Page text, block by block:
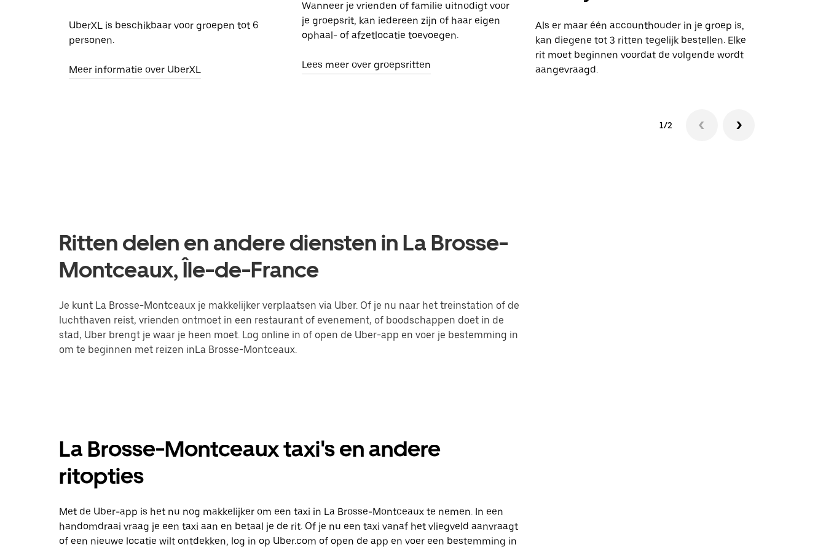
UberXL is beschikbaar voor groepen tot 6
personen.
Meer informatie over UberXL
Wanneer je vrienden of familie uitnodigt voor
je groepsrit, kan iedereen zijn of haar eigen
ophaal- of afzetlocatie toevoegen.
Lees meer over groepsritten
Als er maar één accounthouder in je groep is,
kan diegene tot 3 ritten tegelijk bestellen. Elke
rit moet beginnen voordat de volgende wordt
aangevraagd.
1/2
Ritten delen en andere diensten in La Brosse-
Montceaux, Île-de-France
Je kunt La Brosse-Montceaux je makkelijker verplaatsen via Uber. Of je nu naar het treinstation of de
luchthaven reist, vrienden ontmoet in een restaurant of evenement, of boodschappen doet in de
stad, Uber brengt je waar je heen moet. Log online in of open de Uber-app en voer je bestemming in
om te beginnen met reizen inLa Brosse-Montceaux.
La Brosse-Montceaux taxi's en andere
ritopties
Met de Uber-app is het nu nog makkelijker om een taxi in La Brosse-Montceaux te nemen. In een
handomdraai vraag je een taxi aan en betaal je de rit. Of je nu een taxi vanaf het vliegveld aanvraagt
of een nieuwe locatie wilt ontdekken, log in op Uber.com of open de app en voer een bestemming in